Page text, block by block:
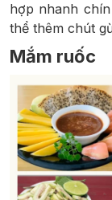
hợp nhanh
thể thêm chút
Mắm ruốc